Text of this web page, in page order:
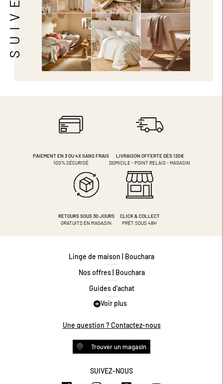
PAIEMENT EN 3 OU 4XSANS FRAIS
100% SÉCURISÉ
LIVRAISON OFFERTE DÈS 120€
DOMICILE - POINT RELAIS - MAGASIN
RETOURS SOUS 30 JOURS
GRATUITS EN MAGASIN
CLICK & COLLECT
PRÊT SOUS 48H
Linge de maison | Bouchara
Nos offres | Bouchara
Guides d'achat
Guide des tailles
Programme de fidélité
Conditions des offres
Voir plus
Une question ? Contactez-nous
Trouver un magasin
SUIVEZ-NOUS
https://www.facebook.com/
https://https://